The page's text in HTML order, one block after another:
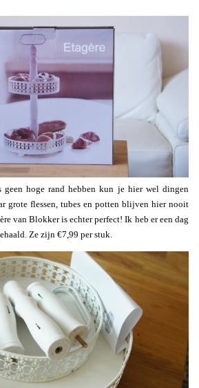
geen hoge rand hebben kun je hier wel dingen
grote flessen, tubes en potten blijven hier nooit
van Blokker is echter perfect! Ik heb er een dag
Ze zijn €7,99 per stuk.